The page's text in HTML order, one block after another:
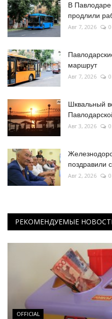
В Павлодаре
продлили
Авг 7, 2026 0
маршрут
Авг 7, 2026 0
Шквальный
Авг 3, 2026 0
поздравили
Авг 2, 2026 0
РЕКОМЕНДУЕМЫЕ
OFFICIAL